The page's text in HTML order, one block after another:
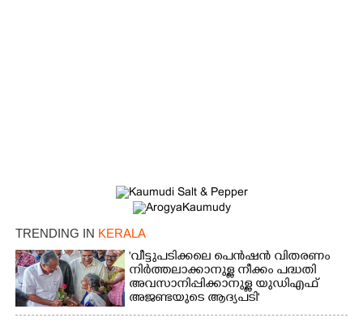
TRENDING IN KERALA
'വീട്ടുപടിക്കലെ പെൻഷൻ വിതരണം
നിർത്തലാക്കാനുള്ള നീക്കം പദ്ധതി
അവസാനിപ്പിക്കാനുള്ള യുഡിഎഫ്
അജണ്ടയുടെ ആദ്യപടി'
Copy Link